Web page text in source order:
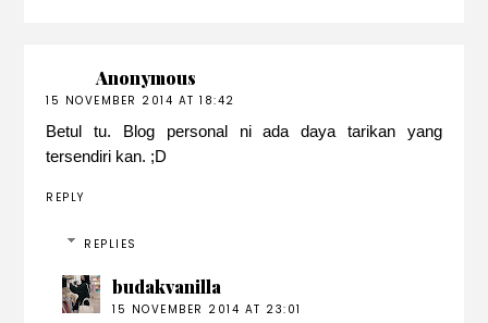
Anonymous
15 NOVEMBER 2014 AT 18:42
Betul tu. Blog personal ni ada daya tarikan yang
tersendiri kan. ;D
REPLY
REPLIES
budakvanilla
15 NOVEMBER 2014 AT 23:01